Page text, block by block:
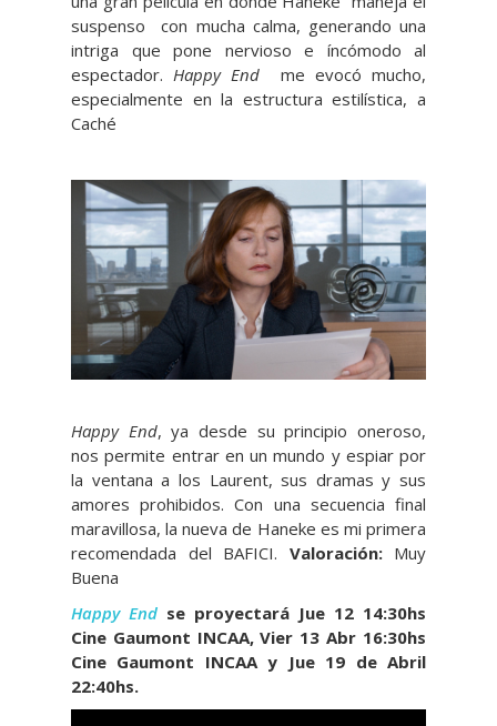
suspenso con mucha calma, generando una
intriga que pone nervioso e íncómodo al
espectador.Happy End me evocó mucho,
especialmente en la estructura estilística, a
Caché
Happy End, ya desde su principio oneroso,
nos permite entrar en un mundo y espiar por
la ventana a los Laurent, sus dramas y sus
amores prohibidos. Con una secuencia final
maravillosa, la nueva de Haneke es mi primera
recomendada del BAFICI. Valoración:Muy
Buena
Happy End se proyectará Jue 12 14:30hs
Cine Gaumont INCAA, Vier 13 Abr 16:30hs
Cine Gaumont INCAA y Jue 19 de Abril
22:40hs.